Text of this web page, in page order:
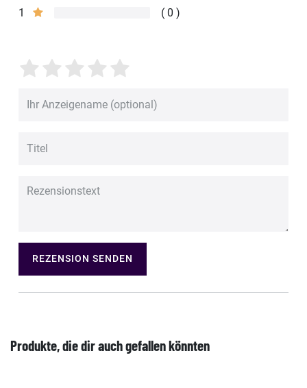
1
0
REZENSION SENDEN
Produkte, die dir auch gefallen könnten